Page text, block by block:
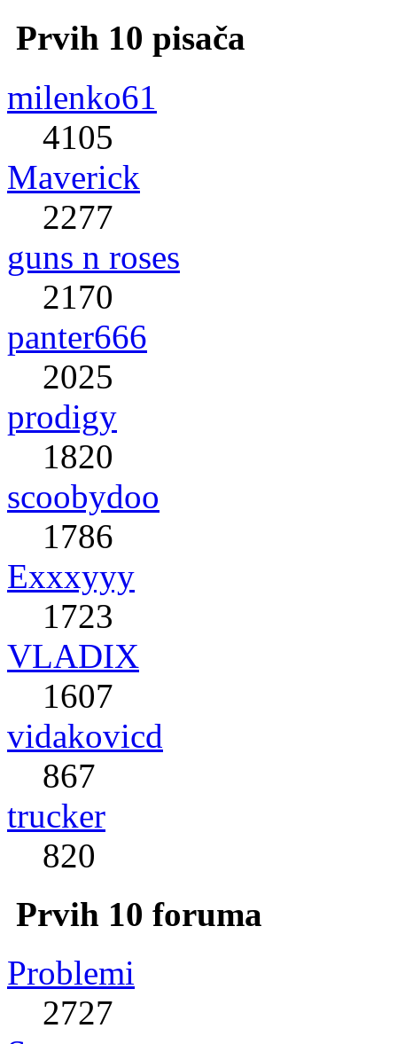
Prvih 10 pisača
milenko61
4105
Maverick
2277
guns n roses
2170
panter666
2025
prodigy
1820
scoobydoo
1786
Exxxyyy
1723
VLADIX
1607
vidakovicd
867
trucker
820
Prvih 10 foruma
Problemi
2727